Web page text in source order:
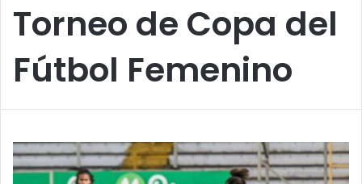
Torneo de Copa del
Fútbol Femenino